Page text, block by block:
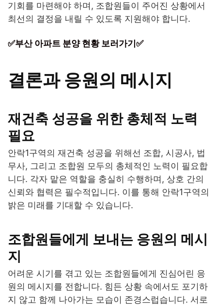
기회를 마련해야 하며, 조합원들이 주어진 상황에서
최선의 결정을 내릴 수 있도록 지원해야 합니다.
✅부산 아파트 분양 현황 보러가기✅
결론과 응원의 메시지
재건축 성공을 위한 총체적 노력
필요
안락1구역의 재건축 성공을 위해선 조합, 시공사, 법
무사, 그리고 조합원 모두의 총체적인 노력이 필요합
니다. 각자 맡은 역할을 충실히 수행하며, 상호 간의
신뢰와 협력은 필수적입니다. 이를 통해 안락1구역의
밝은 미래를 기대할 수 있습니다.
조합원들에게 보내는 응원의 메시
지
어려운 시기를 겪고 있는 조합원들에게 진심어린 응
원의 메시지를 전합니다. 힘든 상황 속에서도 포기하
지 않고 함께 나아가는 모습이 존경스럽습니다. 서로